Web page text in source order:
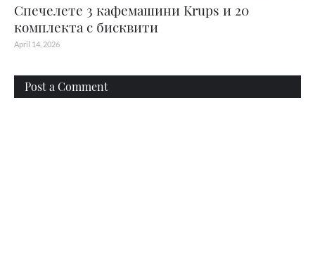
Спечелете 3 кафемашини Krups и 20
комплекта с бисквити
April 14, 2026
Post a Comment